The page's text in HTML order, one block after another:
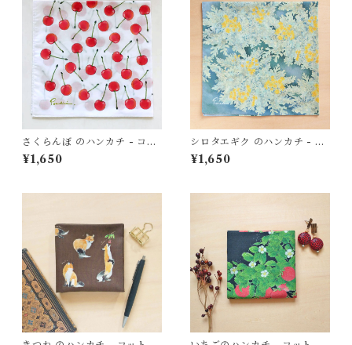
さくらんぼ のハンカチ - コッ
トン・すこし大きめ - スカー
フにも
¥1,650
シロタエギク のハンカチ - コ
ットン・すこし大きめ - スカ
ーフにも
¥1,650